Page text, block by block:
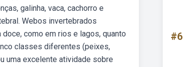
galinha, vaca, cachorro e
Webos invertebrados
como em rios e lagos, quanto
classes diferentes (peixes,
uma excelente atividade sobre
#6